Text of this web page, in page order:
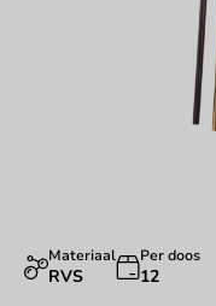
Materiaal
RVS
Per doos
12